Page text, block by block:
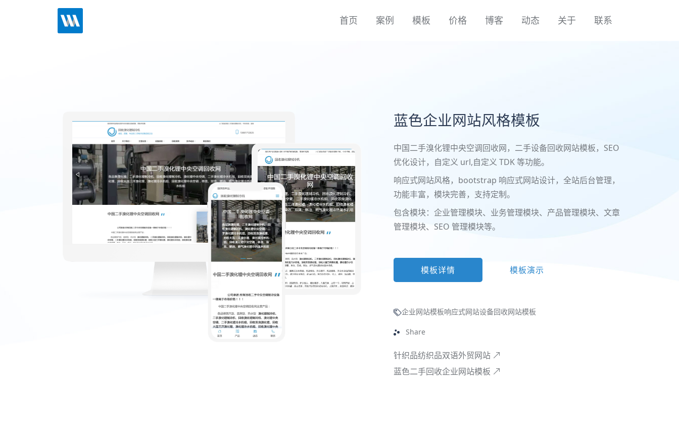
首页 案例 模板 价格 博客 动态 关于 联系
蓝色企业网站风格模板
中国二手溴化锂中央空调回收网，二手设备回收网站模板，SEO
优化设计，自定义 url,自定义 TDK 等功能。
响应式网站风格，bootstrap 响应式网站设计，全站后台管理，
功能丰富，模块完善，支持定制。
包含模块：企业管理模块、业务管理模块、产品管理模块、文章
管理模块、SEO 管理模块等。
模板详情 模板演示
企业网站模板响应式网站设备回收网站模板
Share
针织品纺织品双语外贸网站
蓝色二手回收企业网站模板